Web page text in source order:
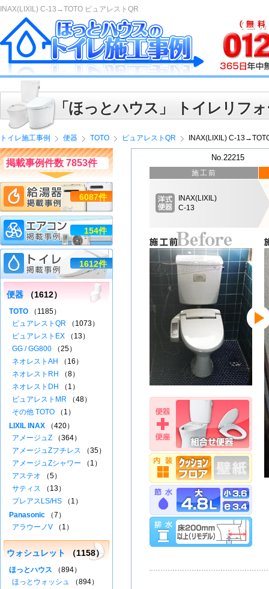
INAX(LIXIL) C-13→TOTO ピュアレストQR
「ほっとハウス」 トイレリフ
トイレ施工事例 便器 TOTO ピュアレストQR INAX(LIXIL) C-
No.22215
施工前
INAX(LIXIL)
C-13
掲載事例件数 7853件
6087件
154件
1612件
便器 （1612）
TOTO （1185）
ピュアレストQR （1073）
ピュアレストEX （13）
GG / GG800 （25）
ネオレストAH
（16）
ネオレストRH
（8）
ネオレストDH
（1）
ピュアレストMR （48）
その他 TOTO （1）
LIXIL INAX （420）
アメージュZ （364）
アメージュZフチレス （35）
アメージュZシャワー （1）
アステオ （5）
サティス （13）
プレアスLS/HS （1）
Panasonic （7）
アラウーノV （1）
ウォシュレット （1158）
ほっとハウス （894）
ほっとウォッシュ （894）